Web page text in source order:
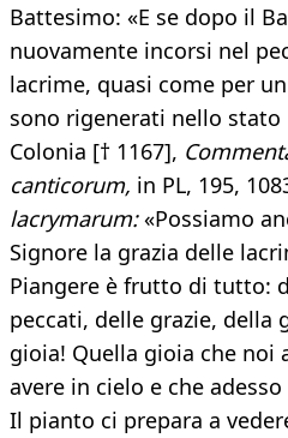
Battesimo: «E se dopo il
nuovamente incorsi nel
lacrime, quasi come per
sono rigenerati nello stato
Colonia [† 1167],
canticorum, in PL, 195,
lacrymarum:«Possiamo
Signore la grazia delle
Piangere è frutto di tutto:
peccati, delle grazie, della
gioia! Quella gioia che noi
avere in cielo e che
Il pianto ci prepara a